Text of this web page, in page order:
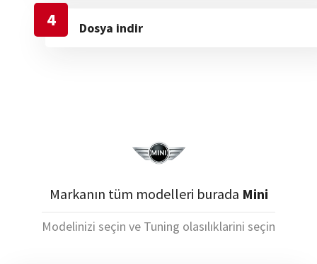
4 Dosya indir
Markanın tüm modelleri burada Mini
Modelinizi seçin ve Tuning olasılıklarini seçin